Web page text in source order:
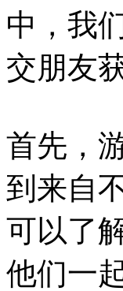
中，我
交朋友
首先，
到来自
可以了
他们一